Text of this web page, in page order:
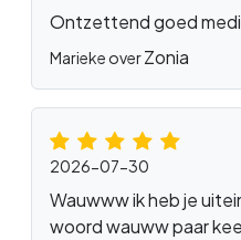
Ontzettend goed
Marieke overZonia
2026-07-30
Wauwww ik heb je
woord wauww paar